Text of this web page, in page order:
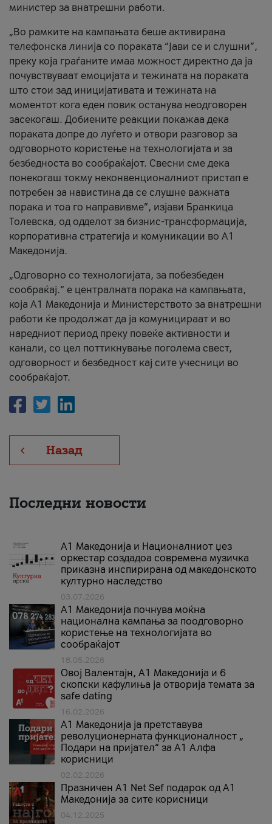
министер за внатрешни работи.
„Во рамките на кампањата беше активирана
телефонска линија со пораката “Јави се и слушни”,
преку која граѓаните имаа можност директно да ја
почувствуваат емоцијата и тежината на пораката
што стои зад иницијативата и тежината на
моментот кога еден повик останува неодговорен
засекогаш. Добиените реакции покажаа дека
пораката допре до луѓето и отвори разговор за
одговорното користење на технологијата и за
безбедноста во сообраќајот. Свесни сме дека
понекогаш токму неконвенционалниот пристап е
потребен за навистина да се слушне важната
порака и тоа го направивме”, изјави Бранкица
Толевска, од одделот за бизнис-трансформација,
корпоративна стратегија и комуникации во А1
Македонија.
„Одговорно со технологијата, за побезбеден
сообраќај.“ е централната порака на кампањата,
која A1 Македонија и Министерството за внатрешни
работи ќе продолжат да ја комуницираат и во
наредниот период преку повеќе активности и
канали, со цел поттикнување поголема свест,
одговорност и безбедност кај сите учесници во
сообраќајот.
Назад
Последни новости
А1 Македонија и Националниот џез
оркестар создадоа современа музичка
приказна инспирирана од македонското
културно наследство
03.07.2026
A1 Македонија почнува моќна
национална кампања за поодговорно
користење на технологијата во
сообраќајот
18.05.2026
Овој Валентајн, A1 Македонија и 6
скопски кафулиња ја отворија темата за
safe dating
16.02.2026
А1 Македонија ја претставува
револуционерната функционалност „
Подари на пријател“ за А1 Алфа
корисници
02.02.2026
Празничен A1 Net Sеf подарок од А1
Македонија за сите корисници
04.12.2025